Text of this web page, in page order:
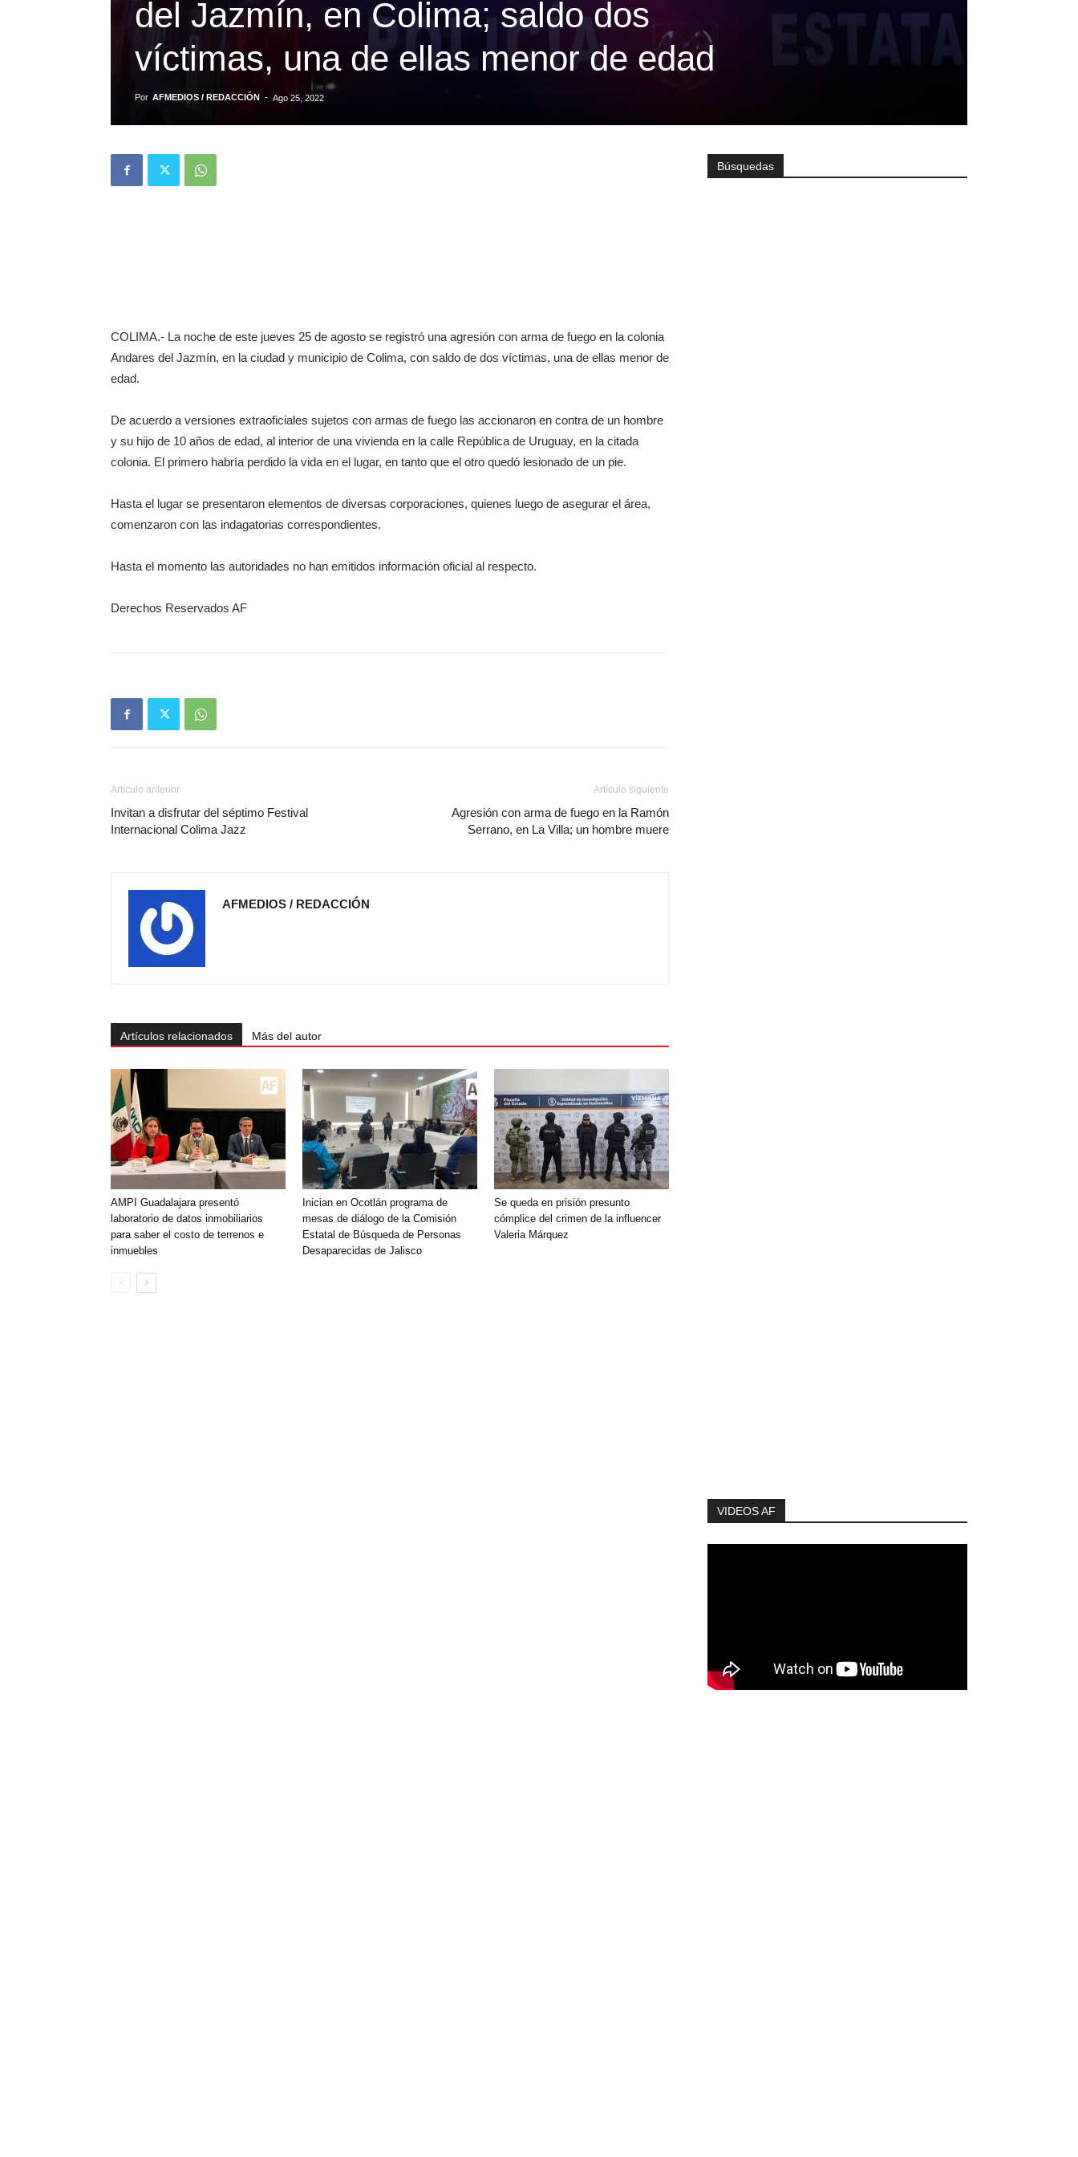
del Jazmín, en Colima; saldo dos
víctimas, una de ellas menor de edad
Por AFMEDIOS / REDACCIÓN - Ago 25, 2022
COLIMA.- La noche de este jueves 25 de agosto se registró una agresión con arma de fuego en la colonia
Andares del Jazmín, en la ciudad y municipio de Colima, con saldo de dos víctimas, una de ellas menor de
edad.
De acuerdo a versiones extraoficiales sujetos con armas de fuego las accionaron en contra de un hombre
y su hijo de 10 años de edad, al interior de una vivienda en la calle República de Uruguay, en la citada
colonia. El primero habría perdido la vida en el lugar, en tanto que el otro quedó lesionado de un pie.
Hasta el lugar se presentaron elementos de diversas corporaciones, quienes luego de asegurar el área,
comenzaron con las indagatorias correspondientes.
Hasta el momento las autoridades no han emitidos información oficial al respecto.
Derechos Reservados AF
Artículo anterior
Invitan a disfrutar del séptimo Festival
Internacional Colima Jazz
Artículo siguiente
Agresión con arma de fuego en la Ramón
Serrano, en La Villa; un hombre muere
AFMEDIOS / REDACCIÓN
Artículos relacionados Más del autor
AMPI Guadalajara presentó
laboratorio de datos inmobiliarios
para saber el costo de terrenos e
inmuebles
Inician en Ocotlán programa de
mesas de diálogo de la Comisión
Estatal de Búsqueda de Personas
Desaparecidas de Jalisco
Se queda en prisión presunto
cómplice del crimen de la influencer
Valeria Márquez
Búsquedas
VIDEOS AF